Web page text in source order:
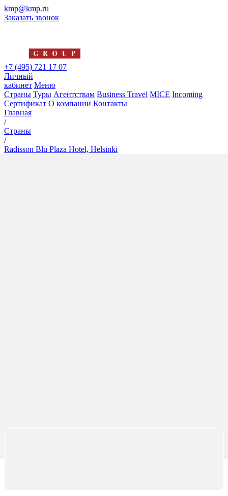
kmp@kmp.ru
Заказать звонок
+7 (495) 721 17 07
Личный
кабинет Меню
Страны Туры Агентствам Business Travel MICE Incoming
Сертификат О компании Контакты
Главная
/
Страны
/
Radisson Blu Plaza Hotel, Helsinki